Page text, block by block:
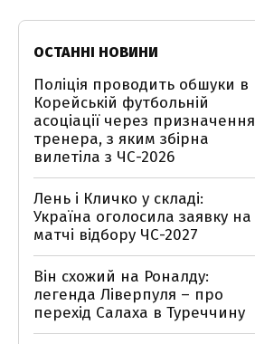
ОСТАННІ НОВИНИ
Поліція проводить обшуки в
Корейській футбольній
асоціації через призначення
тренера, з яким збірна
вилетіла з ЧС-2026
Лень і Кличко у складі:
Україна оголосила заявку на
матчі відбору ЧС-2027
Він схожий на Роналду:
легенда Ліверпуля – про
перехід Салаха в Туреччину